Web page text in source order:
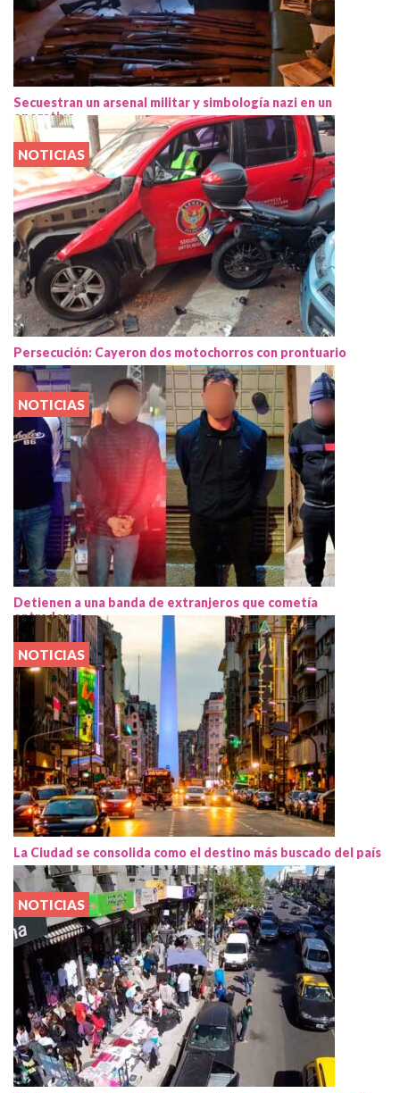
Secuestran un arsenal militar y simbología nazi en un
operativo
NOTICIAS
Persecución: Cayeron dos motochorros con prontuario
NOTICIAS
Detienen a una banda de extranjeros que cometía
entraderas
NOTICIAS
La Ciudad se consolida como el destino más buscado del país
NOTICIAS